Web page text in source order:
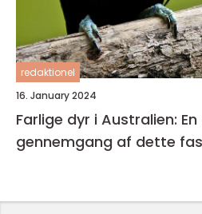
redaktionel
16. January 2024
Farlige dyr i Australien:
gennemgang af dette